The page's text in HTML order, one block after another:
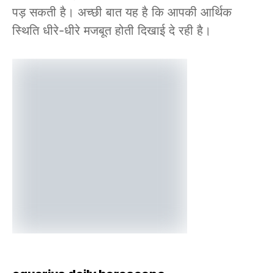
पड़ सकती है। अच्छी बात यह है कि आपकी आर्थिक
स्थिति धीरे-धीरे मजबूत होती दिखाई दे रही है।